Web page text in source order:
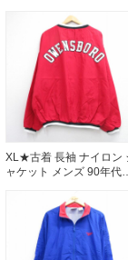
きいサイズ ラグラン パ
プル 26jul22
XL★古着 長袖 ナイロン
ャケット メンズ 90年代
サイズ Vネック USA製
ッド 26aug05